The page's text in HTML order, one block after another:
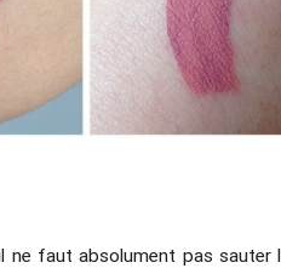
ne faut absolument pas sauter